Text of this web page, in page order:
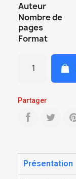
Auteur
Nombre de
pages
Format
Partager
Présentation